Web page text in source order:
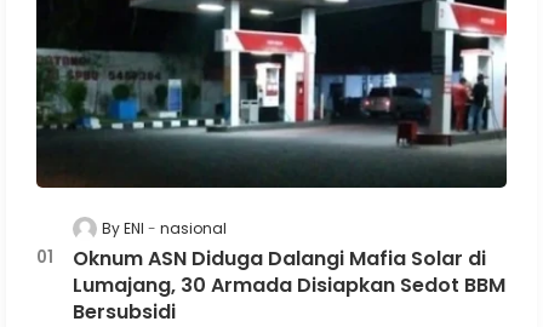
By ENI nasional
Oknum ASN Diduga Dalangi Mafia Solar di
Lumajang, 30 Armada Disiapkan Sedot BBM
Bersubsidi